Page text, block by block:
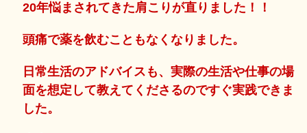
20年悩まされてきた肩こりが直りました！！
頭痛で薬を飲むこともなくなりました。
日常生活のアドバイスも、実際の生活や仕事の場
面を想定して教えてくださるのですぐ実践できま
した。